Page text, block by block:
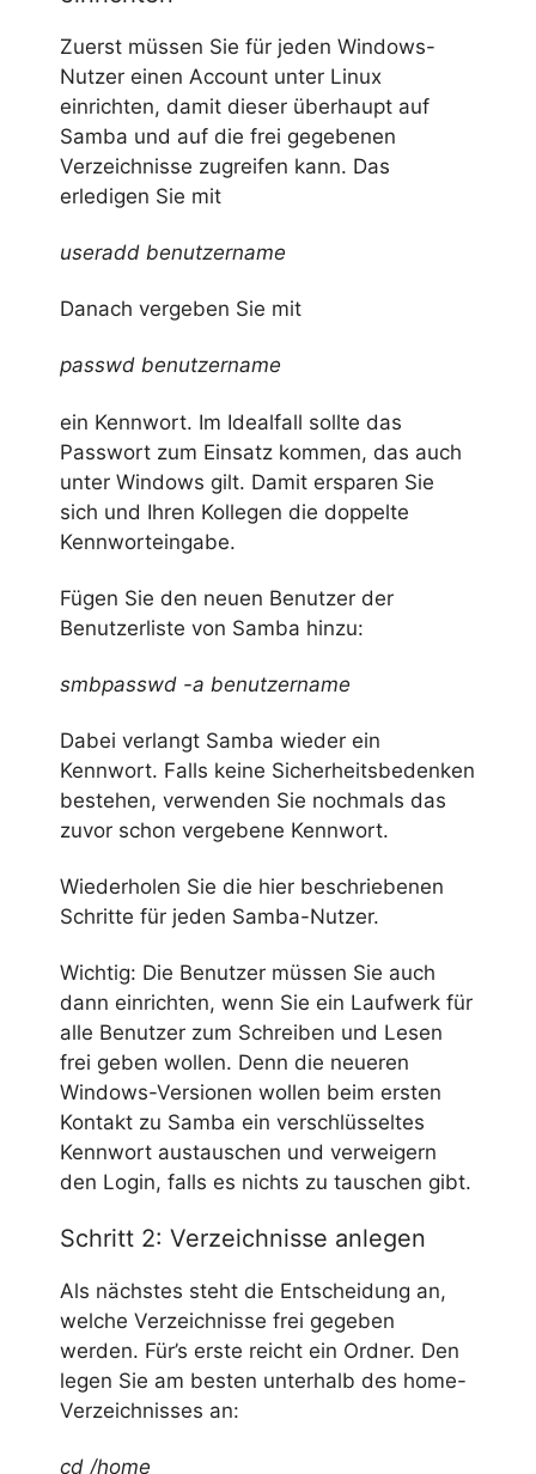
Zuerst müssen Sie für jeden Windows-
Nutzer einen Account unter Linux
einrichten, damit dieser überhaupt auf
Samba und auf die frei gegebenen
Verzeichnisse zugreifen kann. Das
erledigen Sie mit
useradd benutzername
Danach vergeben Sie mit
passwd benutzername
ein Kennwort. Im Idealfall sollte das
Passwort zum Einsatz kommen, das auch
unter Windows gilt. Damit ersparen Sie
sich und Ihren Kollegen die doppelte
Kennworteingabe.
Fügen Sie den neuen Benutzer der
Benutzerliste von Samba hinzu:
smbpasswd -a benutzername
Dabei verlangt Samba wieder ein
Kennwort. Falls keine Sicherheitsbedenken
bestehen, verwenden Sie nochmals das
zuvor schon vergebene Kennwort.
Wiederholen Sie die hier beschriebenen
Schritte für jeden Samba-Nutzer.
Wichtig: Die Benutzer müssen Sie auch
dann einrichten, wenn Sie ein Laufwerk für
alle Benutzer zum Schreiben und Lesen
frei geben wollen. Denn die neueren
Windows-Versionen wollen beim ersten
Kontakt zu Samba ein verschlüsseltes
Kennwort austauschen und verweigern
den Login, falls es nichts zu tauschen gibt.
Schritt 2: Verzeichnisse anlegen
Als nächstes steht die Entscheidung an,
welche Verzeichnisse frei gegeben
werden. Für’s erste reicht ein Ordner. Den
legen Sie am besten unterhalb des home-
Verzeichnisses an:
cd /home